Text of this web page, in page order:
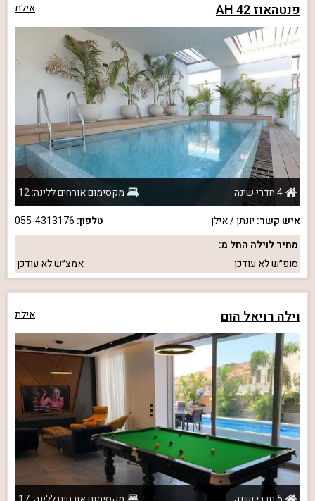
פנטהאוז AH 42 אילת
4 חדרי שינה
מקסימום אורחים ללינה: 12
איש קשר: יונתן / אילן טלפון: 055-4313176
מחיר לוילה החל מ:
סופ״שלא עודכן אמצ״שלא עודכן
וילה רויאל הום אילת